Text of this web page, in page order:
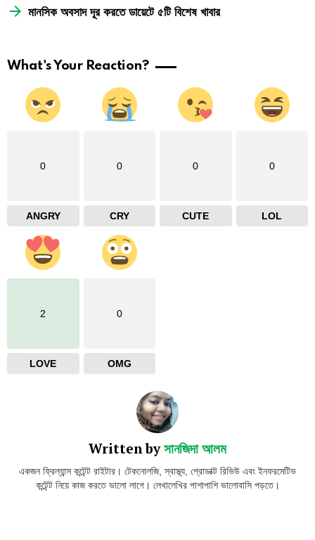
মানসিক অবসাদ দূর করতে ডায়েটে ৫টি বিশেষ খাবার
What's Your Reaction?
0
ANGRY
0
CRY
0
CUTE
0
LOL
2
LOVE
0
OMG
Written byসানজিদা আলম
একজন ফ্রিল্যান্স কন্টেন্ট রাইটার। টেকনোলজি, স্বাস্থ্য, প্রোডাক্ট রিভিউ এবং ইনফরমেটিভ
কন্টেন্ট নিয়ে কাজ করতে ভালো লাগে। লেখালেখির পাশাপাশি ভালোবাসি পড়তে।